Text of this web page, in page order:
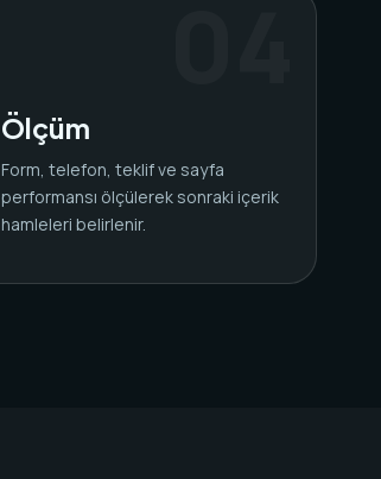
Ölçüm
Form, telefon, teklif ve sayfa
performansı ölçülerek sonraki içerik
hamleleri belirlenir.